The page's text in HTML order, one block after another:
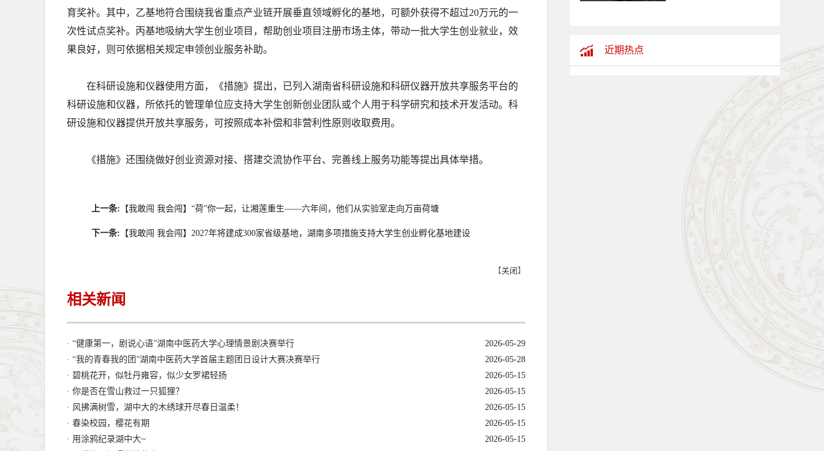
育奖补。其中，乙基地符合围绕我省重点产业链开展垂直领域孵化的基地，可额外获得不超过20万元的一
次性试点奖补。丙基地吸纳大学生创业项目，帮助创业项目注册市场主体，带动一批大学生创业就业，效
果良好，则可依据相关规定申领创业服务补助。
在科研设施和仪器使用方面，《措施》提出，已列入湖南省科研设施和科研仪器开放共享服务平台的
科研设施和仪器，所依托的管理单位应支持大学生创新创业团队或个人用于科学研究和技术开发活动。科
研设施和仪器提供开放共享服务，可按照成本补偿和非营利性原则收取费用。
《措施》还围绕做好创业资源对接、搭建交流协作平台、完善线上服务功能等提出具体举措。
上一条: 【我敢闯 我会闯】“荷”你一起，让湘莲重生——六年间，他们从实验室走向万亩荷塘
下一条: 【我敢闯 我会闯】2027年将建成300家省级基地，湖南多项措施支持大学生创业孵化基地建设
【关闭 】
相关新闻
2026-05-29
· “健康第一，剧说心语”湖南中医药大学心理情景剧决赛举行
2026-05-28
· “我的青春我的团”湖南中医药大学首届主题团日设计大赛决赛举行
2026-05-15
· 碧桃花开，似牡丹雍容，似少女罗裙轻扬
2026-05-15
· 你是否在雪山救过一只狐狸？
2026-05-15
· 风拂满树雪，湖中大的木绣球开尽春日温柔！
2026-05-15
· 春染校园，樱花有期
2026-05-15
· 用涂鸦纪录湖中大~
近期热点